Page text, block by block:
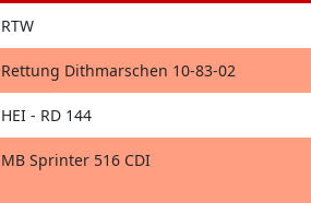
RTW
Rettung Dithmarschen 10-83-02
HEI - RD 144
MB Sprinter 516 CDI